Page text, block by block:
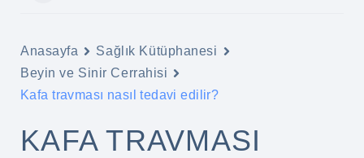
Anasayfa
Sağlık Kütüphanesi
Beyin ve Sinir Cerrahisi
Kafa travması nasıl tedavi edilir?
KAFA TRAVMASI